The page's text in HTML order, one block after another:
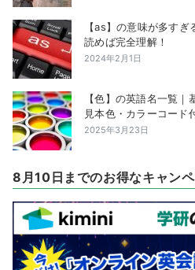
【as】の意味が多すぎ
読めば完全理解！
2024年2月1日
【色】の英語名一覧｜
見本色・カラーコード
2025年3月23日
8月10日までのお得なキャン